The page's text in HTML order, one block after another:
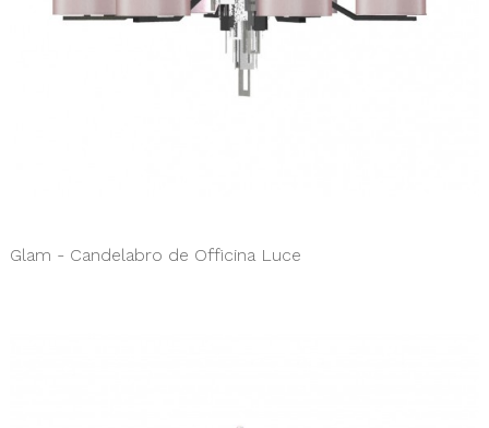
Glam - Candelabro de Officina Luce